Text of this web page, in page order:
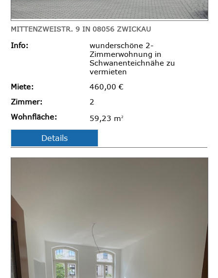
MITTENZWEISTR. 9 IN 08056 ZWICKAU
Info:
wunderschöne 2-
Zimmerwohnung in
Schwanenteichnähe zu
vermieten
Miete:
460,00 €
Zimmer:
2
Wohnfläche:
59,23 m2
Details